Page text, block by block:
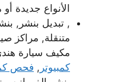
الأنواع جديدة
, تبديل بنشر,
متنقلة, مراكز
مكيف سيارة
كمبيوتر , فحص